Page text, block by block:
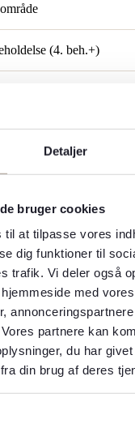
Detaljer
bruger cookies
til at tilpasse vores
dig funktioner til
trafik. Vi deler også
med
partnere kan
du har
din brug af deres
(4. beh.+)
behandling
1 område
målrettede serums — 1